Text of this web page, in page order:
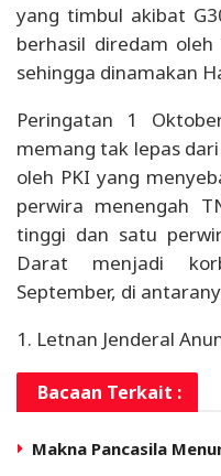
yang timbul akibat
berhasil diredam
sehingga dinamakan
Peringatan 1
memang tak lepas
oleh PKI yang
perwira menengah
tinggi dan satu
Darat menjadi
September, di
1. Letnan Jenderal
Bacaan Terkait :
Makna Pancasila